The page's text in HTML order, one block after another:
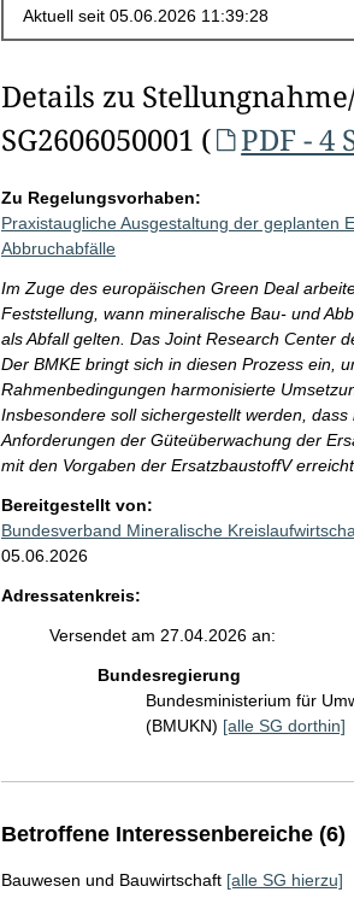
Details zu
SG2606050001 (
PDF - 4
Zu Regelungsvorhaben:
Praxistaugliche Ausgestaltung der geplanten
Abbruchabfälle
Im Zuge des europäischen Green Deal
Feststellung, wann mineralische Bau- und
als Abfall gelten. Das Joint Research Center
Der BMKE bringt sich in diesen Prozess ein,
Rahmenbedingungen harmonisierte
Insbesondere soll sichergestellt werden,
Anforderungen der Güteüberwachung der
mit den Vorgaben der ErsatzbaustoffV erreicht
Bereitgestellt von:
Bundesverband Mineralische
05.06.2026
Adressatenkreis:
Versendet am 27.04.2026 an:
Bundesregierung
Bundesministerium für
(BMUKN) [alle SG dorthin]
Betroffene Interessenbereiche (6)
Bauwesen und Bauwirtschaft [alle SG hierzu]